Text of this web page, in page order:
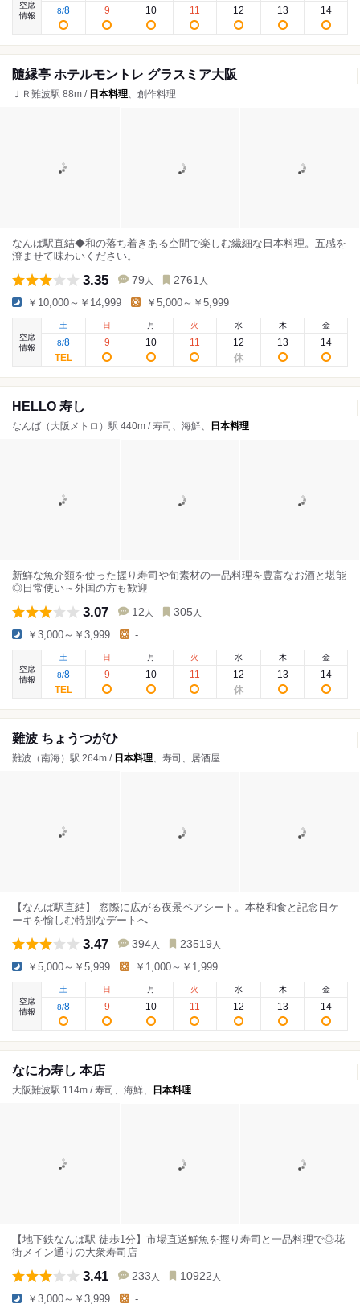
空席
情報
8/8 9 10 11 12 13 14
隨縁亭 ホテルモントレ グラスミア大阪
ＪＲ難波駅 88m / 日本料理、創作料理
なんば駅直結◆和の落ち着きある空間で楽しむ繊細な日本料理。五感を
澄ませて味わいください。
3.35 79 人 2761 人
￥10,000～￥14,999 ￥5,000～￥5,999
空席
情報
土
8/8
日
9
月
10
火
11
水
12
木
13
金
14
HELLO 寿し
なんば（大阪メトロ）駅 440m / 寿司、海鮮、 日本料理
新鮮な魚介類を使った握り寿司や旬素材の一品料理を豊富なお酒と堪能
◎日常使い～外国の方も歓迎
3.07 12 人 305 人
￥3,000～￥3,999 -
空席
情報
土
8/8
日
9
月
10
火
11
水
12
木
13
金
14
難波 ちょうつがひ
難波（南海）駅 264m / 日本料理、寿司、居酒屋
【なんば駅直結】 窓際に広がる夜景ペアシート。本格和食と記念日ケ
ーキを愉しむ特別なデートへ
3.47 394 人 23519 人
￥5,000～￥5,999 ￥1,000～￥1,999
空席
情報
土
8/8
日
9
月
10
火
11
水
12
木
13
金
14
なにわ寿し 本店
大阪難波駅 114m / 寿司、海鮮、 日本料理
【地下鉄なんば駅 徒歩1分】市場直送鮮魚を握り寿司と一品料理で◎花
街メイン通りの大衆寿司店
3.41 233 人 10922 人
￥3,000～￥3,999 -